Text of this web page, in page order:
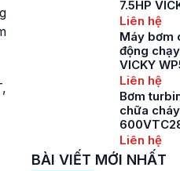
7.5HP
Liên hệ
Máy bơm
động
VICKY
Liên hệ
Bơm
chữa
Liên hệ
BÀI VIẾT MỚI NHẤT